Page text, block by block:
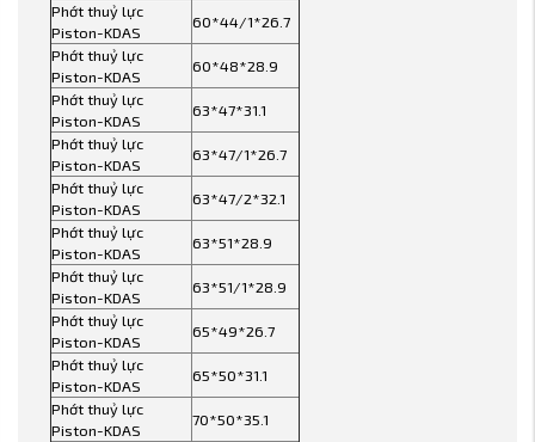
Phớt thuỷ lực
Piston-KDAS
60*44/1*26.7
Phớt thuỷ lực
Piston-KDAS
60*48*28.9
Phớt thuỷ lực
Piston-KDAS
63*47*31.1
Phớt thuỷ lực
Piston-KDAS
63*47/1*26.7
Phớt thuỷ lực
Piston-KDAS
63*47/2*32.1
Phớt thuỷ lực
Piston-KDAS
63*51*28.9
Phớt thuỷ lực
Piston-KDAS
63*51/1*28.9
Phớt thuỷ lực
Piston-KDAS
65*49*26.7
Phớt thuỷ lực
Piston-KDAS
65*50*31.1
Phớt thuỷ lực
Piston-KDAS
70*50*35.1